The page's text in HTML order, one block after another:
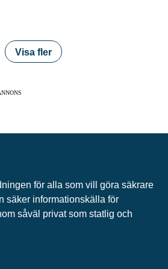
Visa fler
för alla som vill göra säkrare
säker informationskälla för
såväl privat som statlig och